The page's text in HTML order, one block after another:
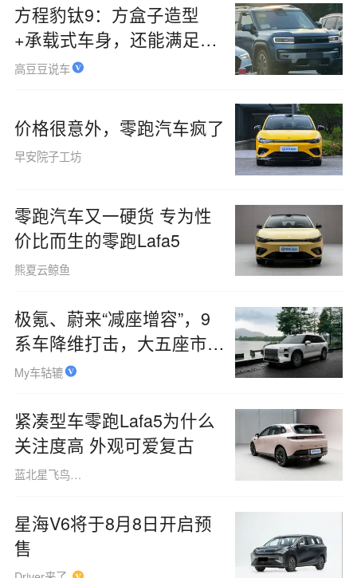
方程豹钛9：方盒子造型
+承载式车身，还能满足越
野需求吗？
高豆豆说车
价格很意外，零跑汽车疯了
早安院子工坊
零跑汽车又一硬货 专为性
价比而生的零跑Lafa5
熊夏云鲸鱼
极氪、蔚来“减座增容”，9
系车降维打击，大五座市场
火了？
My车轱辘
紧凑型车零跑Lafa5为什么
关注度高 外观可爱复古
蓝北星飞鸟160508
星海V6将于8月8日开启预
售